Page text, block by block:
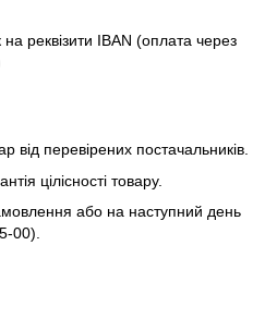
реквізити IBAN (оплата через
від перевірених постачальників.
цілісності товару.
або на наступний день
00).